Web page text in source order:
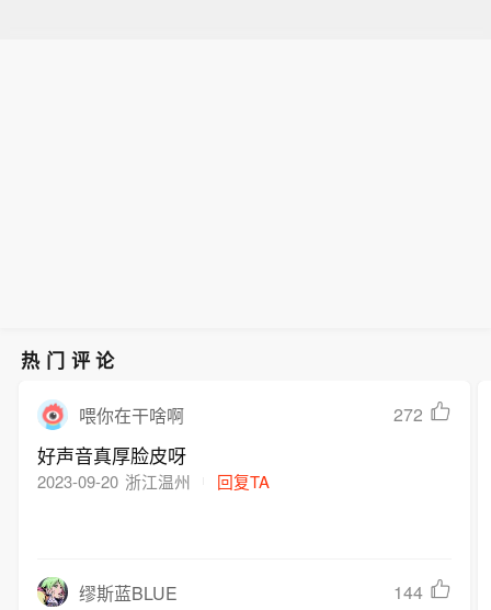
热门评论
喂你在干啥啊 272
好声音真厚脸皮呀
2023-09-20 浙江温州 回复TA
缪斯蓝BLUE 144